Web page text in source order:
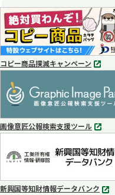
コピー商品撲滅キャンペーン
別
で
開
く
画像意匠公報検索支援ツール
別
ブ
で
く
新興国等知財情報データバンク